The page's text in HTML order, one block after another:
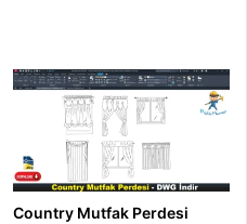
Country Mutfak Perdesi